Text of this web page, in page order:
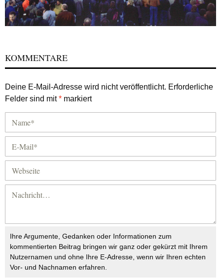
KOMMENTARE
Deine E-Mail-Adresse wird nicht veröffentlicht. Erforderliche
Felder sind mit* markiert
Ihre Argumente, Gedanken oder Informationen zum
kommentierten Beitrag bringen wir ganz oder gekürzt mit Ihrem
Nutzernamen und ohne Ihre E-Adresse, wenn wir Ihren echten
Vor- und Nachnamen erfahren.